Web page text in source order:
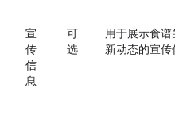
宣
传
信
息
可
选
用于展示食
新动态的宣传